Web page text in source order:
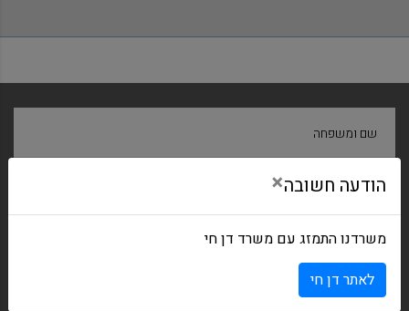
שם ומשפחה
דואר אלקטרוני
הודעה חשובה×
משרדנו התמזג עם משרד דן חי
לאתר דן חי